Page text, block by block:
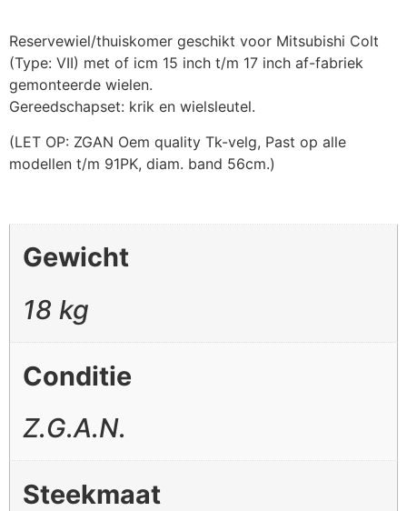
Reservewiel/thuiskomer geschikt voor Mitsubishi Colt
(Type: VII) met of icm 15 inch t/m 17 inch af-fabriek
gemonteerde wielen.
Gereedschapset: krik en wielsleutel.
(LET OP: ZGAN Oem quality Tk-velg, Past op alle
modellen t/m 91PK, diam. band 56cm.)
Gewicht
18 kg
Conditie
Z.G.A.N.
Steekmaat